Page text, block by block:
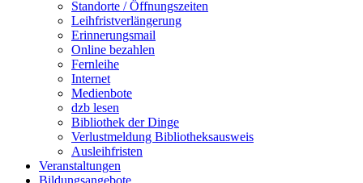
Standorte / Öffnungszeiten
Leihfristverlängerung
Erinnerungsmail
Online bezahlen
Fernleihe
Internet
Medienbote
dzb lesen
Bibliothek der Dinge
Verlustmeldung Bibliotheksausweis
Ausleihfristen
Veranstaltungen
Bildungsangebote